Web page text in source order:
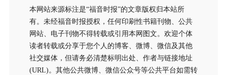
本网站来源标注是“福音时报”的文章版权归本站所
有。未经福音时报授权，任何印刷性书籍刊物、公共
网站、电子刊物不得转载或引用本网图文。欢迎个体
读者转载或分享于您个人的博客、微博、微信及其他
社交媒体，但请务必清楚标明出处、作者与链接地址
(URL)。其他公共微博、微信公众号等公共平台如需转